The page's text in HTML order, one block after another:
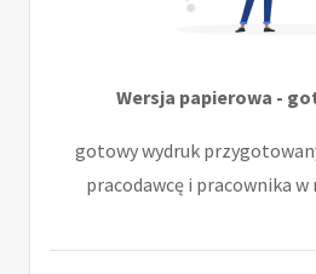
Wersja papierowa -
gotowy wydruk
pracodawcę i pracownika